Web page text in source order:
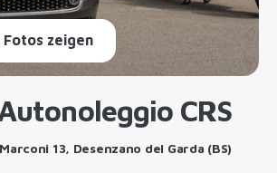
Fotos zeigen
CRS
13, Desenzano del Garda (BS)